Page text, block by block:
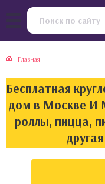
Главная
Бесплатная
дом в Москве И
роллы, пицца,
кухня
кухня
кухня
кухня
булочки